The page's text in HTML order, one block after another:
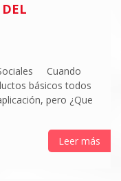
Cuando
básicos todos
pero ¿Que
Leer más